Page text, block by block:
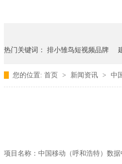
热门关键词： 排小雏鸟短视频品牌
您的位置: 首页 > 新闻资讯 > 中
项目名称： 中国移动（呼和浩特）数据